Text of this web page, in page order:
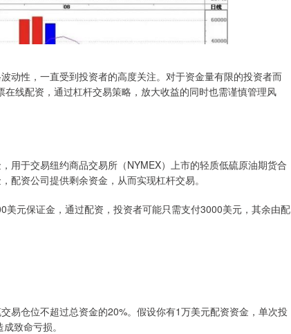
动性，一直受到投资者的高度关注。对于资金量有限的投资者而
线配资，通过杠杆交易策略，放大收益的同时也需谨慎管理风
用于交易纽约商品交易所（NYMEX）上市的轻质低硫原油期货合
配资公司提供剩余资金，从而实现杠杆交易。
元保证金，通过配资，投资者可能只需支付3000美元，其余由配
易仓位不超过总资金的20%。假设你有1万美元配资资金，单次投
致命亏损。